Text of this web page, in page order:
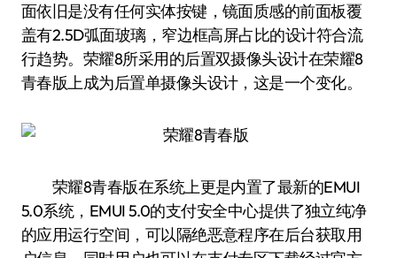
面依旧是没有任何实体按键，镜面质感的前面板覆
盖有2.5D弧面玻璃，窄边框高屏占比的设计符合流
行趋势。荣耀8所采用的后置双摄像头设计在荣耀8
青春版上成为后置单摄像头设计，这是一个变化。
荣耀8青春版在系统上更是内置了最新的EMUI
5.0系统，EMUI 5.0的支付安全中心提供了独立纯净
的应用运行空间，可以隔绝恶意程序在后台获取用